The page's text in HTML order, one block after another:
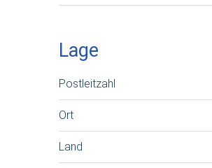
Lage
Postleitzahl
Ort
Land